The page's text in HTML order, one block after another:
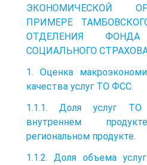
ЭКОНОМИЧЕСКОЙ
ПРИМЕРЕ
ОТДЕЛЕНИЯ ФОНДА
СОЦИАЛЬНОГО
1. Оценка
качества услуг ТО ФСС.
1.1.1. Доля услуг
внутреннем
региональном продукте.
1.1.2. Доля объема